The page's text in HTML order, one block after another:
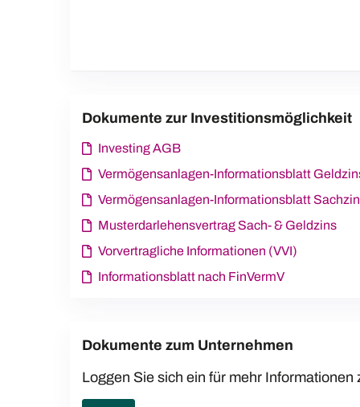
Dokumente zur Investitionsmöglichkeit
Investing AGB
Vermögensanlagen-Informationsblatt
Vermögensanlagen-Informationsblatt
Musterdarlehensvertrag Sach- & Geldzins
Vorvertragliche Informationen (VVI)
Informationsblatt nach FinVermV
Dokumente zum Unternehmen
Loggen Sie sich ein für mehr Informationen